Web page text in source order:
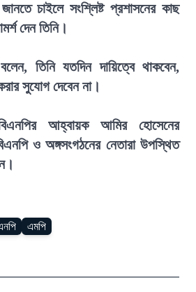
জানতে চাইলে সংশ্লিষ্ট প্রশাসনের কাছ
দেন তিনি।
তিনি যতদিন দায়িত্বে থাকবেন,
সুযোগ দেবেন না।
আহ্বায়ক আমির হোসেনের
ও অঙ্গসংগঠনের নেতারা উপস্থিত
এমপি